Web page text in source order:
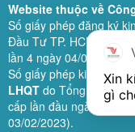
Website thuộc về
Số giấy phép đăng ký
Đầu Tư TP. HCM cấp
lần 4 ngày 04/06/2024).
Số giấy phép kinh
LHQTdo Tổng Cục Du
cấp lần đầu ngày 26/09/
03/02/2023).
Xin
gì